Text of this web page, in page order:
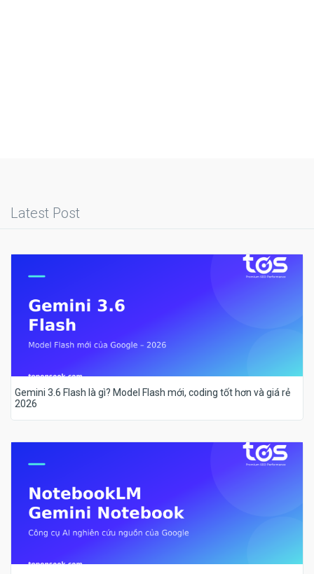
Latest Post
Gemini 3.6 Flash là gì? Model Flash mới, coding tốt hơn và giá rẻ
2026